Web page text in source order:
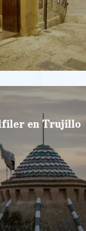
en Trujillo